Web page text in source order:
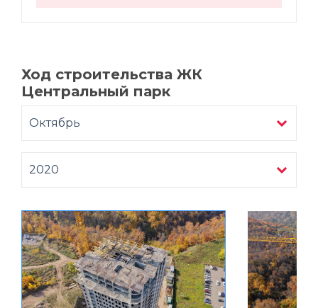
Ход строительства ЖК
Центральный парк
Октябрь
2020